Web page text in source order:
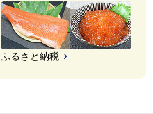
ふるさと納税